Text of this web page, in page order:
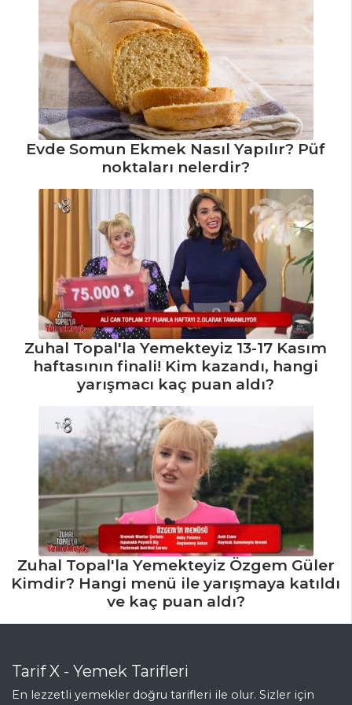
Yapılır?
Kibbe Tarifi,
Nasıl Yapılır?
Wonton Çorbası
Tarifi, Nasıl Yapılır?
Masterchef Tüm
Tarifleri
ET YEMEKLERI
Lahana
Çanağında
Karidesli Bulgur
Tarifi, Nasıl Yapılır?
Kuzu Etli ve
Kestaneli Yahni
Tarifi, Nasıl Yapılır?
Lüfer Dolması
Tarifi, Nasıl Yapılır?
Et Yemekleri Tüm
Tarifleri
Evde Somun Ekmek Nasıl Yapılır? Püf
noktaları nelerdir?
Zuhal Topal'la Yemekteyiz 13-17 Kasım
haftasının finali! Kim kazandı, hangi
yarışmacı kaç puan aldı?
Zuhal Topal'la Yemekteyiz Özgem Güler
Kimdir? Hangi menü ile yarışmaya katıldı
ve kaç puan aldı?
Tarif X - Yemek Tarifleri
En lezzetli yemekler doğru tarifleri ile olur. Sizler için